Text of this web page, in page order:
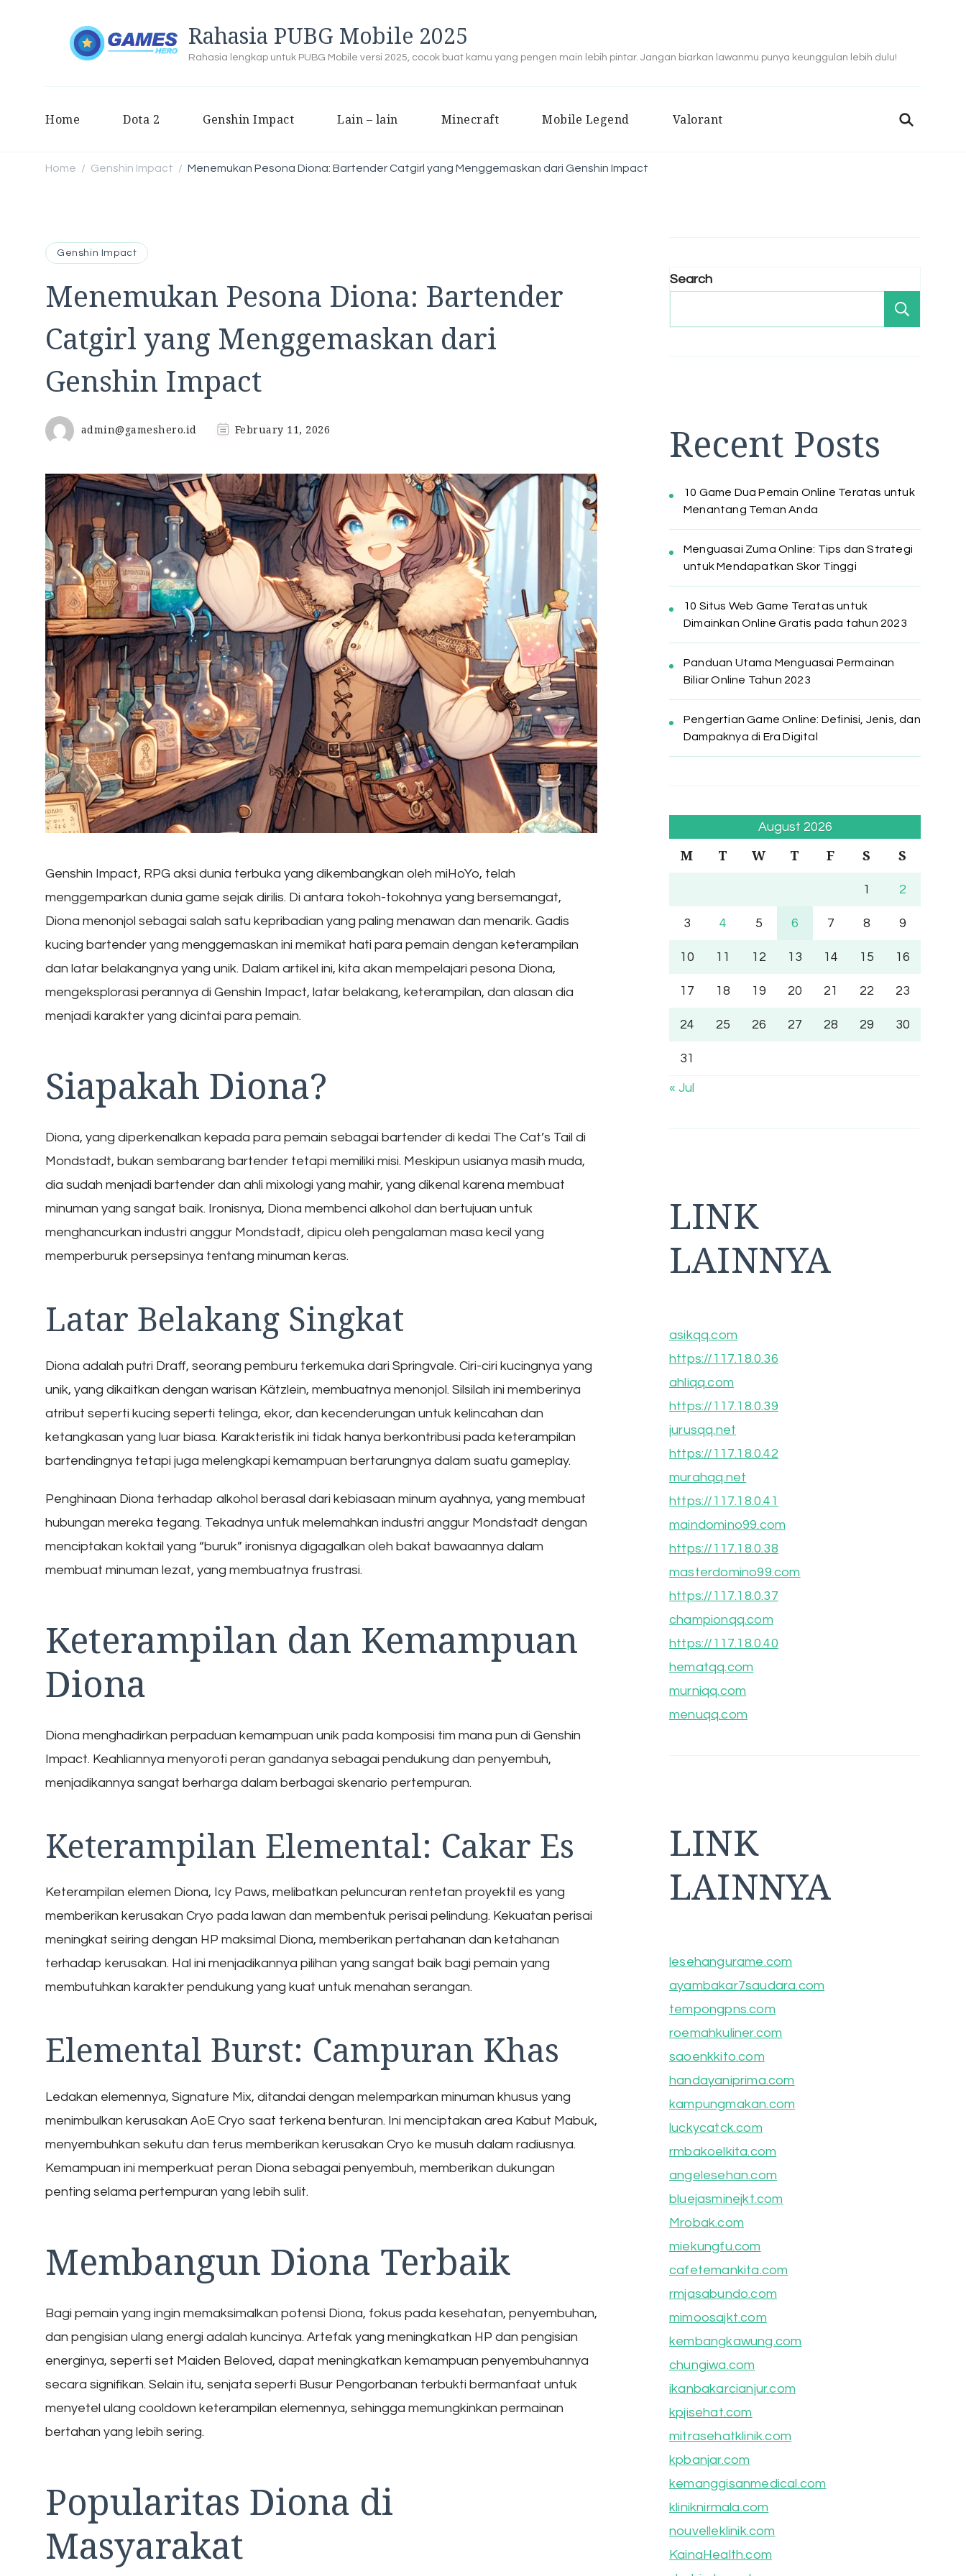
Rahasia PUBG Mobile 2025
Rahasia lengkap untuk PUBG Mobile versi 2025, cocok buat kamu yang pengen main lebih pintar. Jangan biarkan lawanmu punya keunggulan lebih dulu!
Home Dota 2 Genshin Impact Lain – lain Minecraft Mobile Legend Valorant
Home / Genshin Impact / Menemukan Pesona Diona: Bartender Catgirl yang Menggemaskan dari Genshin Impact
Genshin Impact
Menemukan Pesona Diona: Bartender
Catgirl yang Menggemaskan dari
Genshin Impact
admin@gameshero.id February 11, 2026
Genshin Impact, RPG aksi dunia terbuka yang dikembangkan oleh miHoYo, telah
menggemparkan dunia game sejak dirilis. Di antara tokoh-tokohnya yang bersemangat,
Diona menonjol sebagai salah satu kepribadian yang paling menawan dan menarik. Gadis
kucing bartender yang menggemaskan ini memikat hati para pemain dengan keterampilan
dan latar belakangnya yang unik. Dalam artikel ini, kita akan mempelajari pesona Diona,
mengeksplorasi perannya di Genshin Impact, latar belakang, keterampilan, dan alasan dia
menjadi karakter yang dicintai para pemain.
Siapakah Diona?
Diona, yang diperkenalkan kepada para pemain sebagai bartender di kedai The Cat’s Tail di
Mondstadt, bukan sembarang bartender tetapi memiliki misi. Meskipun usianya masih muda,
dia sudah menjadi bartender dan ahli mixologi yang mahir, yang dikenal karena membuat
minuman yang sangat baik. Ironisnya, Diona membenci alkohol dan bertujuan untuk
menghancurkan industri anggur Mondstadt, dipicu oleh pengalaman masa kecil yang
memperburuk persepsinya tentang minuman keras.
Latar Belakang Singkat
Diona adalah putri Draff, seorang pemburu terkemuka dari Springvale. Ciri-ciri kucingnya yang
unik, yang dikaitkan dengan warisan Kätzlein, membuatnya menonjol. Silsilah ini memberinya
atribut seperti kucing seperti telinga, ekor, dan kecenderungan untuk kelincahan dan
ketangkasan yang luar biasa. Karakteristik ini tidak hanya berkontribusi pada keterampilan
bartendingnya tetapi juga melengkapi kemampuan bertarungnya dalam suatu gameplay.
Penghinaan Diona terhadap alkohol berasal dari kebiasaan minum ayahnya, yang membuat
hubungan mereka tegang. Tekadnya untuk melemahkan industri anggur Mondstadt dengan
menciptakan koktail yang “buruk” ironisnya digagalkan oleh bakat bawaannya dalam
membuat minuman lezat, yang membuatnya frustrasi.
Keterampilan dan Kemampuan
Diona
Diona menghadirkan perpaduan kemampuan unik pada komposisi tim mana pun di Genshin
Impact. Keahliannya menyoroti peran gandanya sebagai pendukung dan penyembuh,
menjadikannya sangat berharga dalam berbagai skenario pertempuran.
Keterampilan Elemental: Cakar Es
Keterampilan elemen Diona, Icy Paws, melibatkan peluncuran rentetan proyektil es yang
memberikan kerusakan Cryo pada lawan dan membentuk perisai pelindung. Kekuatan perisai
meningkat seiring dengan HP maksimal Diona, memberikan pertahanan dan ketahanan
terhadap kerusakan. Hal ini menjadikannya pilihan yang sangat baik bagi pemain yang
membutuhkan karakter pendukung yang kuat untuk menahan serangan.
Elemental Burst: Campuran Khas
Ledakan elemennya, Signature Mix, ditandai dengan melemparkan minuman khusus yang
menimbulkan kerusakan AoE Cryo saat terkena benturan. Ini menciptakan area Kabut Mabuk,
menyembuhkan sekutu dan terus memberikan kerusakan Cryo ke musuh dalam radiusnya.
Kemampuan ini memperkuat peran Diona sebagai penyembuh, memberikan dukungan
penting selama pertempuran yang lebih sulit.
Membangun Diona Terbaik
Bagi pemain yang ingin memaksimalkan potensi Diona, fokus pada kesehatan, penyembuhan,
dan pengisian ulang energi adalah kuncinya. Artefak yang meningkatkan HP dan pengisian
energinya, seperti set Maiden Beloved, dapat meningkatkan kemampuan penyembuhannya
secara signifikan. Selain itu, senjata seperti Busur Pengorbanan terbukti bermanfaat untuk
menyetel ulang cooldown keterampilan elemennya, sehingga memungkinkan permainan
bertahan yang lebih sering.
Popularitas Diona di
Masyarakat
Search
Recent Posts
10 Game Dua Pemain Online Teratas untuk
Menantang Teman Anda
Menguasai Zuma Online: Tips dan Strategi
untuk Mendapatkan Skor Tinggi
10 Situs Web Game Teratas untuk
Dimainkan Online Gratis pada tahun 2023
Panduan Utama Menguasai Permainan
Biliar Online Tahun 2023
Pengertian Game Online: Definisi, Jenis, dan
Dampaknya di Era Digital
August 2026
M T W T F S S
1 2
3 4 5 6 7 8 9
10 11 12 13 14 15 16
17 18 19 20 21 22 23
24 25 26 27 28 29 30
31
« Jul
LINK
LAINNYA
asikqq.com
https://117.18.0.36
ahliqq.com
https://117.18.0.39
jurusqq.net
https://117.18.0.42
murahqq.net
https://117.18.0.41
maindomino99.com
https://117.18.0.38
masterdomino99.com
https://117.18.0.37
championqq.com
https://117.18.0.40
hematqq.com
murniqq.com
menuqq.com
LINK
LAINNYA
lesehangurame.com
ayambakar7saudara.com
tempongpns.com
roemahkuliner.com
saoenkkito.com
handayaniprima.com
kampungmakan.com
luckycatck.com
rmbakoelkita.com
angelesehan.com
bluejasminejkt.com
Mrobak.com
miekungfu.com
cafetemankita.com
rmjasabundo.com
mimoosajkt.com
kembangkawung.com
chungiwa.com
ikanbakarcianjur.com
kpjisehat.com
mitrasehatklinik.com
kpbanjar.com
kemanggisanmedical.com
kliniknirmala.com
nouvelleklinik.com
KainaHealth.com